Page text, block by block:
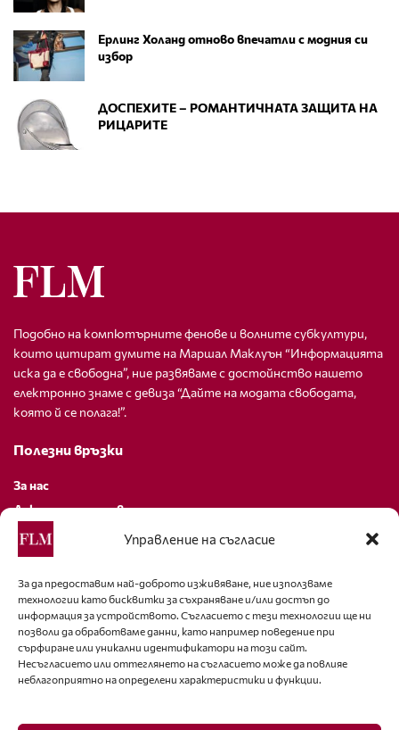
Управление на съгласие
За да предоставим най-доброто изживяване, ние използваме
технологии като бисквитки за съхраняване и/или достъп до
информация за устройството. Съгласието с тези технологии ще ни
позволи да обработваме данни, като например поведение при
сърфиране или уникални идентификатори на този сайт.
Несъгласието или оттеглянето на съгласието може да повлияе
неблагоприятно на определени характеристики и функции.
Ерлинг Холанд отново впечатли с модния си
избор
ДОСПЕХИТЕ – РОМАНТИЧНАТА ЗАЩИТА НА
РИЦАРИТЕ
Подобно на компютърните фенове и волните субкултури,
които цитират думите на Маршал Маклуън “Информацията
иска да е свободна”, ние развяваме с достойнство нашето
електронно знаме с девиза “Дайте на модата свободата,
която й се полага!”.
Полезни връзки
За нас
Декларация за поверителност
Политика за бисквитки
За контакти
editor@fashion-lifestyle.net
+359 88 227 33 47
Последвайте ни
Facebook